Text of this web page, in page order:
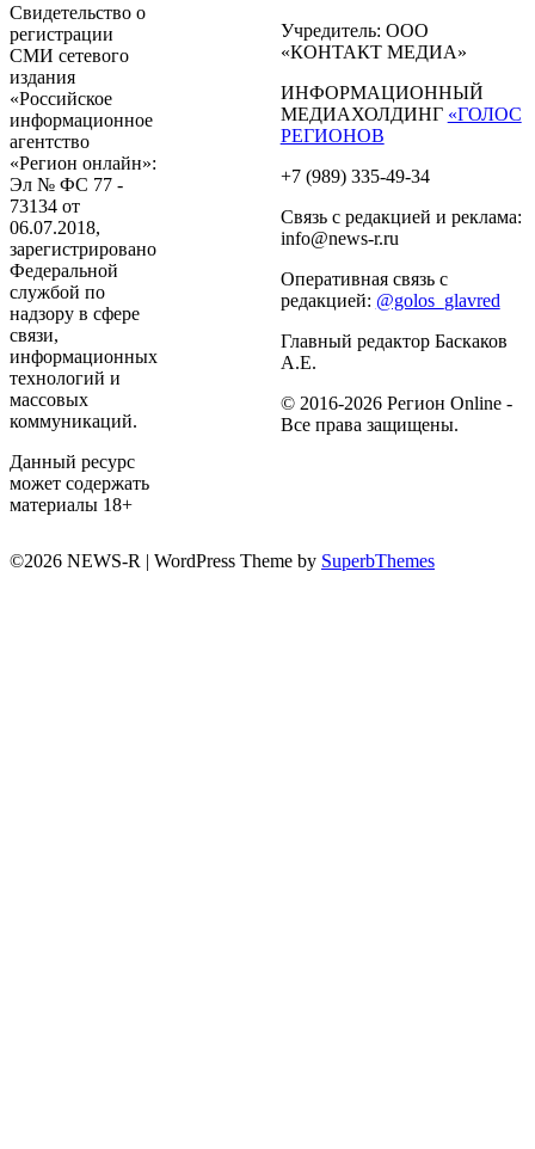
Свидетельство о
регистрации
СМИ сетевого
издания
«Российское
информационное
агентство
«Регион онлайн»:
Эл № ФС 77 -
73134 от
06.07.2018,
зарегистрировано
Федеральной
службой по
надзору в сфере
связи,
информационных
технологий и
массовых
коммуникаций.
Данный ресурс
может содержать
материалы 18+
Учредитель: ООО
«КОНТАКТ МЕДИА»
ИНФОРМАЦИОННЫЙ
МЕДИАХОЛДИНГ «ГОЛОС
РЕГИОНОВ
+7 (989) 335-49-34
Связь с редакцией и реклама:
info@news-r.ru
Оперативная связь с
редакцией: @golos_glavred
Главный редактор Баскаков
А.Е.
© 2016-2026 Регион Online -
Все права защищены.
©2026 NEWS-R | WordPress Theme by SuperbThemes